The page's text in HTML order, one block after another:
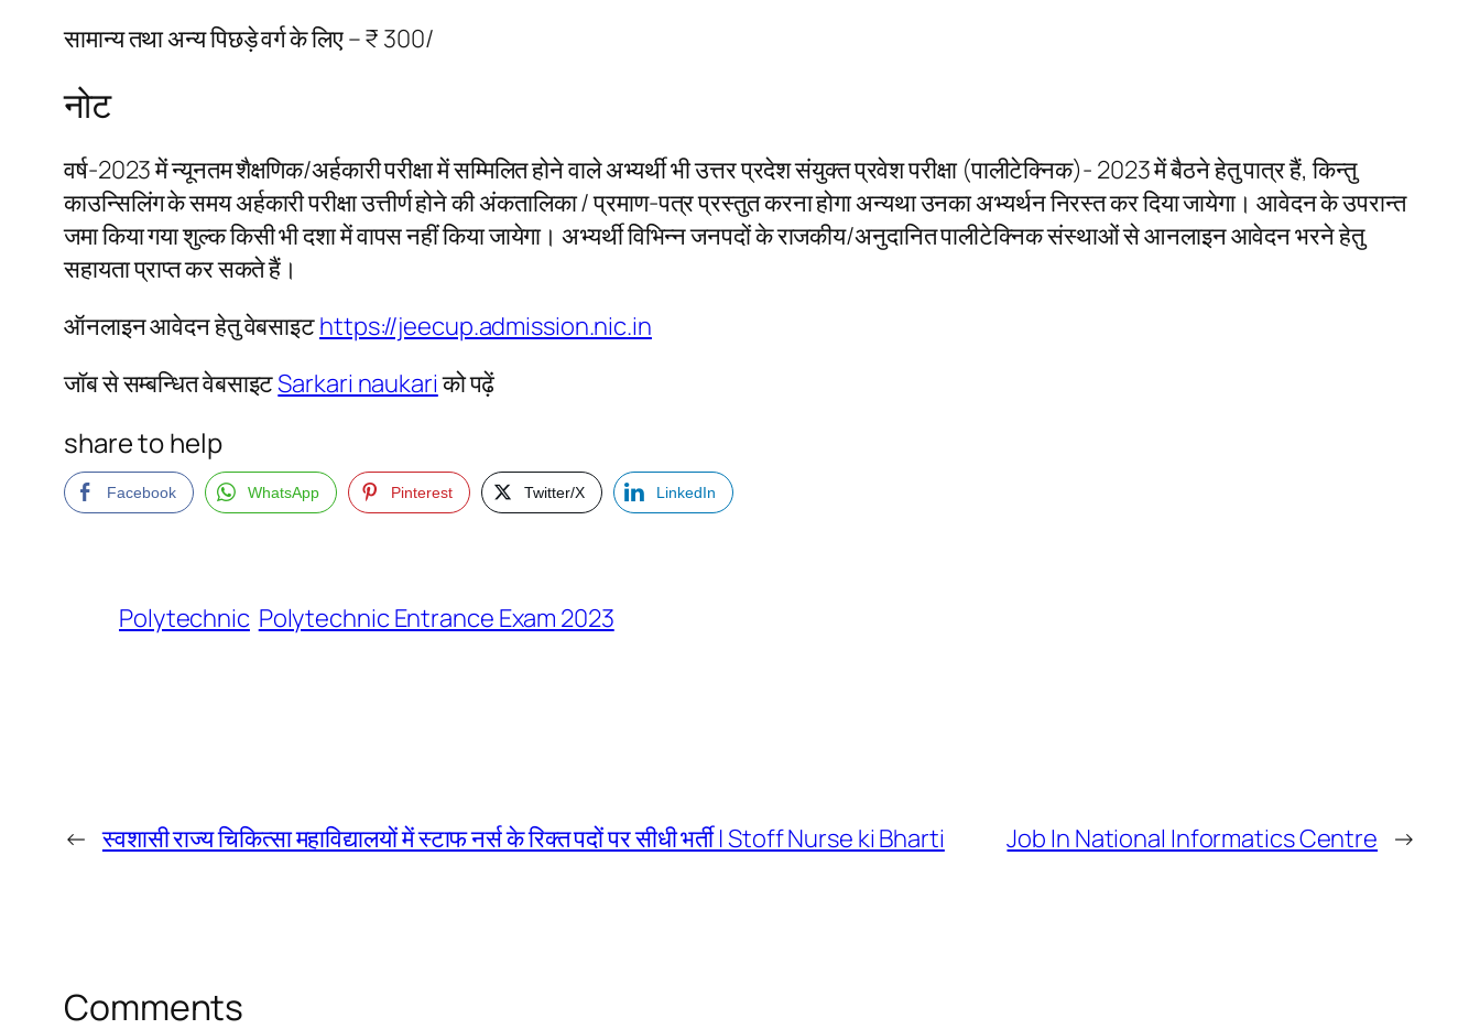
सामान्य तथा अन्य पिछड़े वर्ग के लिए – ₹ 300/
नोट
वर्ष-2023 में न्यूनतम शैक्षणिक/अर्हकारी परीक्षा में सम्मिलित होने वाले अभ्यर्थी भी उत्तर प्रदेश संयुक्त प्रवेश परीक्षा (पालीटेक्निक)- 2023 में बैठने हेतु पात्र हैं, किन्तु
काउन्सिलिंग के समय अर्हकारी परीक्षा उत्तीर्ण होने की अंकतालिका / प्रमाण-पत्र प्रस्तुत करना होगा अन्यथा उनका अभ्यर्थन निरस्त कर दिया जायेगा। आवेदन के उपरान्त
जमा किया गया शुल्क किसी भी दशा में वापस नहीं किया जायेगा। अभ्यर्थी विभिन्न जनपदों के राजकीय/अनुदानित पालीटेक्निक संस्थाओं से आनलाइन आवेदन भरने हेतु
सहायता प्राप्त कर सकते हैं।
ऑनलाइन आवेदन हेतु वेबसाइटhttps://jeecup.admission.nic.in
जॉब से सम्बन्धित वेबसाइटSarkari naukariको पढ़ें
share to help
Facebook WhatsApp Pinterest Twitter/X LinkedIn
Polytechnic Polytechnic Entrance Exam 2023
← स्वशासी राज्य चिकित्सा महाविद्यालयों में स्टाफ नर्स के रिक्त पदों पर सीधी भर्ती | Stoff Nurse ki Bharti Job In National Informatics Centre →
Comments